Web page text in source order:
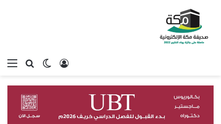
بحثالوضع
تسجيل الدخول